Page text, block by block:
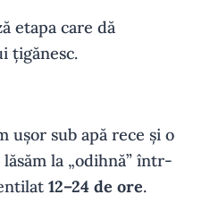
etapa care dă
țigănesc.
ușor sub apă rece și o
la „odihnă” într-
12–24 de ore.